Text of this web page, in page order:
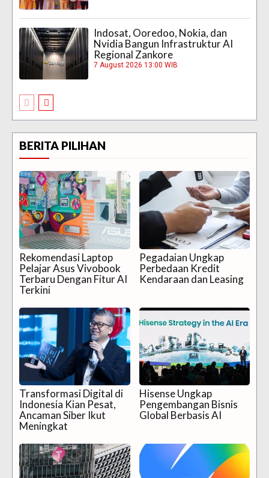
Indosat, Ooredoo, Nokia, dan
Nvidia Bangun Infrastruktur AI
Regional Zankore
7 August 2026 13:00 WIB
BERITA PILIHAN
Rekomendasi Laptop
Pelajar Asus Vivobook
Terbaru Dengan Fitur AI
Terkini
Pegadaian Ungkap
Perbedaan Kredit
Kendaraan dan Leasing
Transformasi Digital di
Indonesia Kian Pesat,
Ancaman Siber Ikut
Meningkat
Hisense Ungkap
Pengembangan Bisnis
Global Berbasis AI